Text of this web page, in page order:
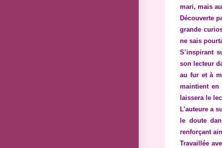
mari, mais
Découverte
grande
ne sais
S’inspirant
son lecteur
au fur et à
maintient en
laissera le
L’auteure a
le doute
renforçant
Travaillée